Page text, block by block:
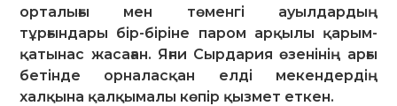
орталығы мен төменгі ауылдардың
тұрғындары бір-біріне паром арқылы қарым-
қатынас жасаған. Яғни Сырдария өзенінің арғы
бетінде орналасқан елді мекендердің
халқына қалқымалы көпір қызмет еткен.